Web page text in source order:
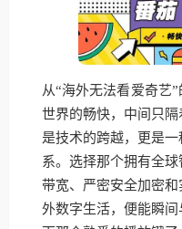
从“海外无法看爱奇艺
世界的畅快，中间只
是技术的跨越，更是
系。选择那个拥有全
带宽、严密安全加密
外数字生活，便能瞬